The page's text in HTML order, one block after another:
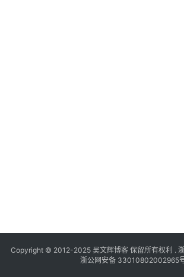
Copyright © 2012-2025 吴文辉博客保留所有权利 .
浙公网安备 33010802002965